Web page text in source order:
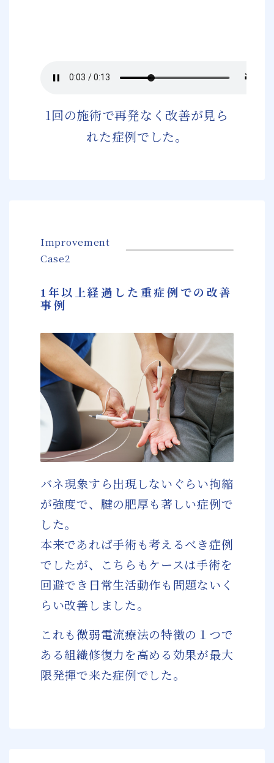
1回の施術で再発なく改善が見ら
れた症例でした。
Improvement
Case2
1年以上経過した重症例での改善
事例
バネ現象すら出現しないぐらい拘縮
が強度で、腱の肥厚も著しい症例で
した。
本来であれば手術も考えるべき症例
でしたが、こちらもケースは手術を
回避でき日常生活動作も問題ないく
らい改善しました。
これも微弱電流療法の特徴の１つで
ある組織修復力を高める効果が最大
限発揮で来た症例でした。